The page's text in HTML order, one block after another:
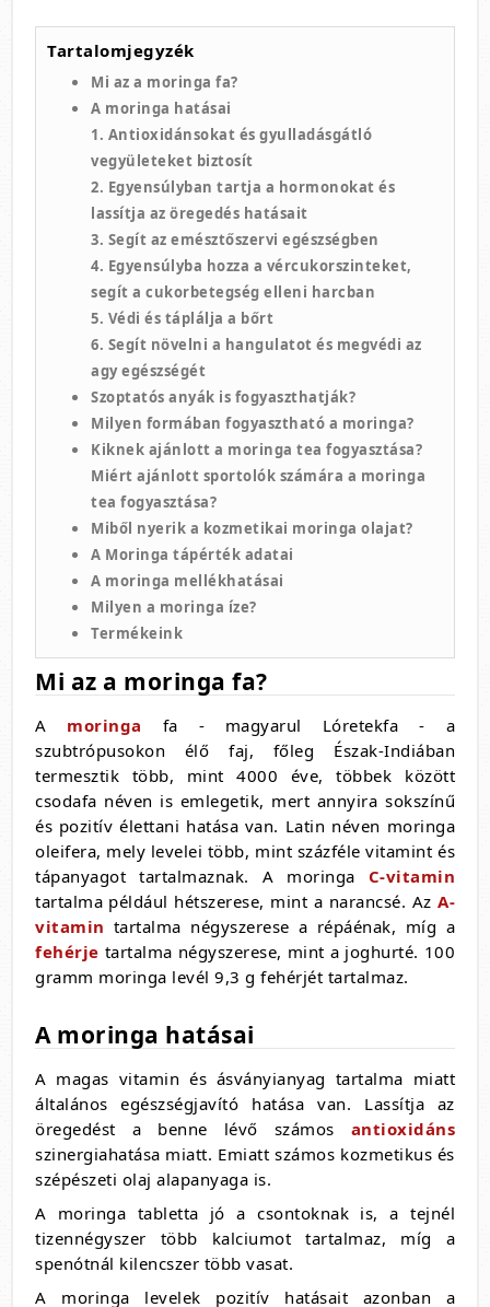
Tartalomjegyzék
Mi az a moringa fa?
A moringa hatásai
1. Antioxidánsokat és gyulladásgátló
vegyületeket biztosít
2. Egyensúlyban tartja a hormonokat és
lassítja az öregedés hatásait
3. Segít az emésztőszervi egészségben
4. Egyensúlyba hozza a vércukorszinteket,
segít a cukorbetegség elleni harcban
5. Védi és táplálja a bőrt
6. Segít növelni a hangulatot és megvédi az
agy egészségét
Szoptatós anyák is fogyaszthatják?
Milyen formában fogyasztható a moringa?
Kiknek ajánlott a moringa tea fogyasztása?
Miért ajánlott sportolók számára a moringa
tea fogyasztása?
Miből nyerik a kozmetikai moringa olajat?
A Moringa tápérték adatai
A moringa mellékhatásai
Milyen a moringa íze?
Termékeink
Mi az a moringa fa?
A moringa fa - magyarul Lóretekfa - a
szubtrópusokon élő faj, főleg Észak-Indiában
termesztik több, mint 4000 éve, többek között
csodafa néven is emlegetik, mert annyira sokszínű
és pozitív élettani hatása van. Latin néven moringa
oleifera, mely levelei több, mint százféle vitamint és
tápanyagot tartalmaznak. A moringa C-vitamin
tartalma például hétszerese, mint a narancsé. Az A-
vitamin tartalma négyszerese a répáénak, míg a
fehérje tartalma négyszerese, mint a joghurté. 100
gramm moringa levél 9,3 g fehérjét tartalmaz.
A moringa hatásai
A magas vitamin és ásványianyag tartalma miatt
általános egészségjavító hatása van. Lassítja az
öregedést a benne lévő számos antioxidáns
szinergiahatása miatt. Emiatt számos kozmetikus és
szépészeti olaj alapanyaga is.
A moringa tabletta jó a csontoknak is, a tejnél
tizennégyszer több kalciumot tartalmaz, míg a
spenótnál kilencszer több vasat.
A moringa levelek pozitív hatásait azonban a